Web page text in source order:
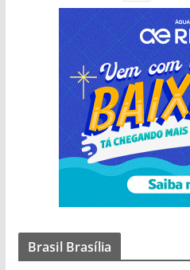
Brasil Brasília